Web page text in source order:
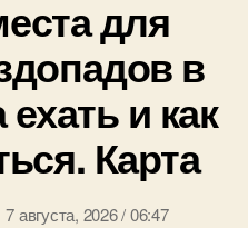
для
в
и как
Карта
7 августа, 2026 / 06:47